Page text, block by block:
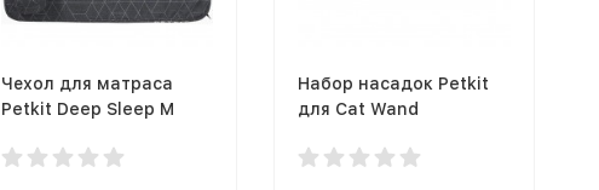
Чехол для матраса
Petkit Deep Sleep M
Набор насадок Petkit
для Cat Wand